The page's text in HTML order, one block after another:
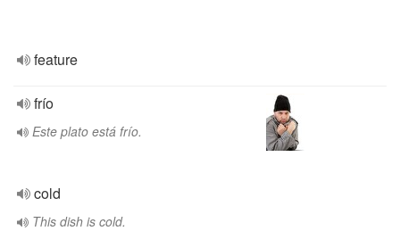
feature
frío
Este plato está frío.
cold
This dish is cold.